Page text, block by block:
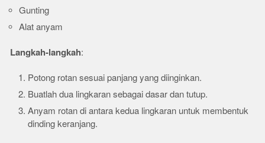
Gunting
Alat anyam
Langkah-langkah:
Potong rotan sesuai panjang yang diinginkan.
Buatlah dua lingkaran sebagai dasar dan tutup.
Anyam rotan di antara kedua lingkaran untuk membentuk
dinding keranjang.